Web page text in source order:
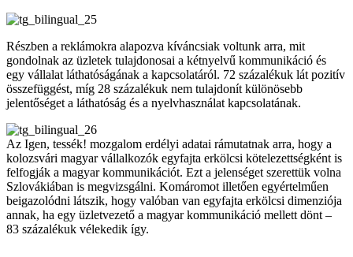
Részben a reklámokra alapozva kíváncsiak voltunk arra, mit
gondolnak az üzletek tulajdonosai a kétnyelvű kommunikáció és
egy vállalat láthatóságának a kapcsolatáról. 72 százalékuk lát pozitív
összefüggést, míg 28 százalékuk nem tulajdonít különösebb
jelentőséget a láthatóság és a nyelvhasználat kapcsolatának.
Az Igen, tessék! mozgalom erdélyi adatai rámutatnak arra, hogy a
kolozsvári magyar vállalkozók egyfajta erkölcsi kötelezettségként is
felfogják a magyar kommunikációt. Ezt a jelenséget szerettük volna
Szlovákiában is megvizsgálni. Komáromot illetően egyértelműen
beigazolódni látszik, hogy valóban van egyfajta erkölcsi dimenziója
annak, ha egy üzletvezető a magyar kommunikáció mellett dönt –
83 százalékuk vélekedik így.